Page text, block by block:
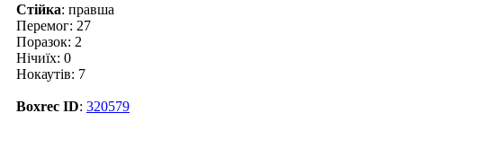
Стійка: правша
Перемог: 27
Поразок: 2
Нічиїх: 0
Нокаутів: 7
Boxrec ID: 320579